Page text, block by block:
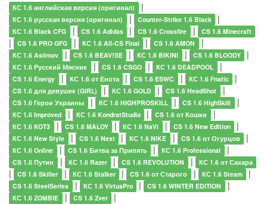
КС 1.6 английская версия (оригинал) |
КС 1.6 русская версия (оригинал) | Counter-Strike 1.6 Black |
КС 1.6 Black CFG | CS 1.6 Adidas | CS 1.6 Crossfire | CS 1.6 Minecraft
| CS 1.6 PRO GFG | КС 1.6 All-CS Final | CS 1.6 AMON |
КС 1.6 Asiimov | CS 1.6 BEAV!SE | КС 1.6 BIKINI | CS 1.6 BLOODY |
КС 1.6 Русский Мясник | CS 1.6 CSGO | КС 1.6 DEADPOOL |
CS 1.6 Energy | КС 1.6 от Енота | CS 1.6 ESWC | КС 1.6 Fnatic |
CS 1.6 для девушек (GIRL) | КС 1.6 GOLD | CS 1.6 HeadShot |
CS 1.6 Герои Украины | КС 1.6 HIGHPROSKILL | CS 1.6 HighSkill |
КС 1.6 Improved | КС 1.6 KondratStudio | CS 1.6 от Кошки |
КС 1.6 KOT3 | CS 1.6 MALOY | КС 1.6 NaVi | CS 1.6 New Edition |
КС 1.6 New Style | CS 1.6 Next | КС 1.6 NIKE | CS 1.6 от Огурцов |
КС 1.6 Online | CS 1.6 Битва за Припять | КС 1.6 Professional |
CS 1.6 Путин | КС 1.6 Razer | CS 1.6 REVOLUTION | КС 1.6 от Сахара
| CS 1.6 Skiller | КС 1.6 Stalker | CS 1.6 от Старого | КС 1.6 Steam |
CS 1.6 SteelSeries | КС 1.6 VirtusPro | CS 1.6 WINTER EDITION |
КС 1.6 ZOMBIE | CS 1.6 Zver |